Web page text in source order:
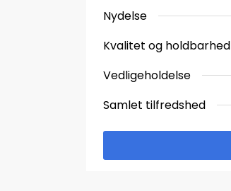
Nydelse
Kvalitet og holdbarhed
Vedligeholdelse
Samlet tilfredshed